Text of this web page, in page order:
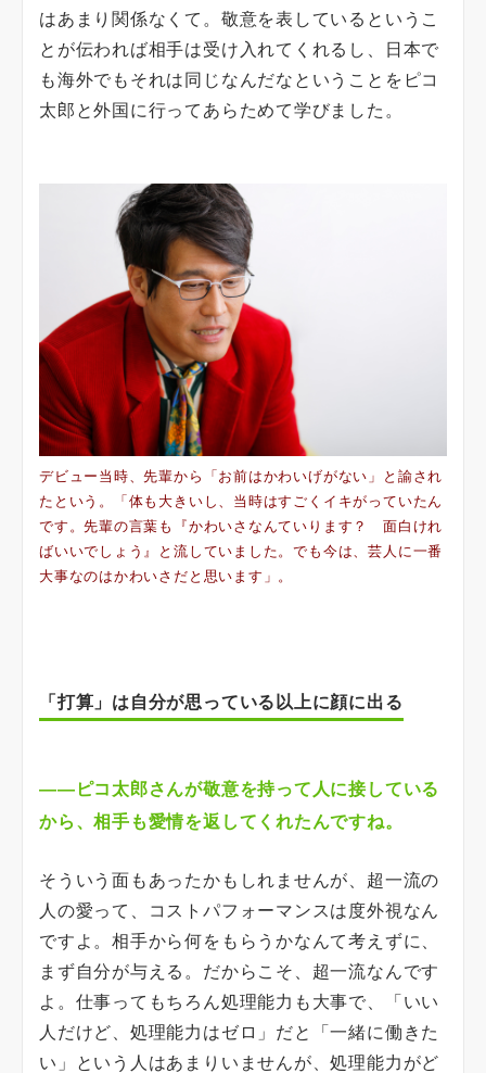
はあまり関係なくて。敬意を表しているというこ
とが伝われば相手は受け入れてくれるし、日本で
も海外でもそれは同じなんだなということをピコ
太郎と外国に行ってあらためて学びました。
デビュー当時、先輩から「お前はかわいげがない」と諭され
たという。「体も大きいし、当時はすごくイキがっていたん
です。先輩の言葉も『かわいさなんていります？ 面白けれ
ばいいでしょう』と流していました。でも今は、芸人に一番
大事なのはかわいさだと思います」。
「打算」は自分が思っている以上に顔に出る
――ピコ太郎さんが敬意を持って人に接している
から、相手も愛情を返してくれたんですね。
そういう面もあったかもしれませんが、超一流の
人の愛って、コストパフォーマンスは度外視なん
ですよ。相手から何をもらうかなんて考えずに、
まず自分が与える。だからこそ、超一流なんです
よ。仕事ってもちろん処理能力も大事で、「いい
人だけど、処理能力はゼロ」だと「一緒に働きた
い」という人はあまりいませんが、処理能力がど